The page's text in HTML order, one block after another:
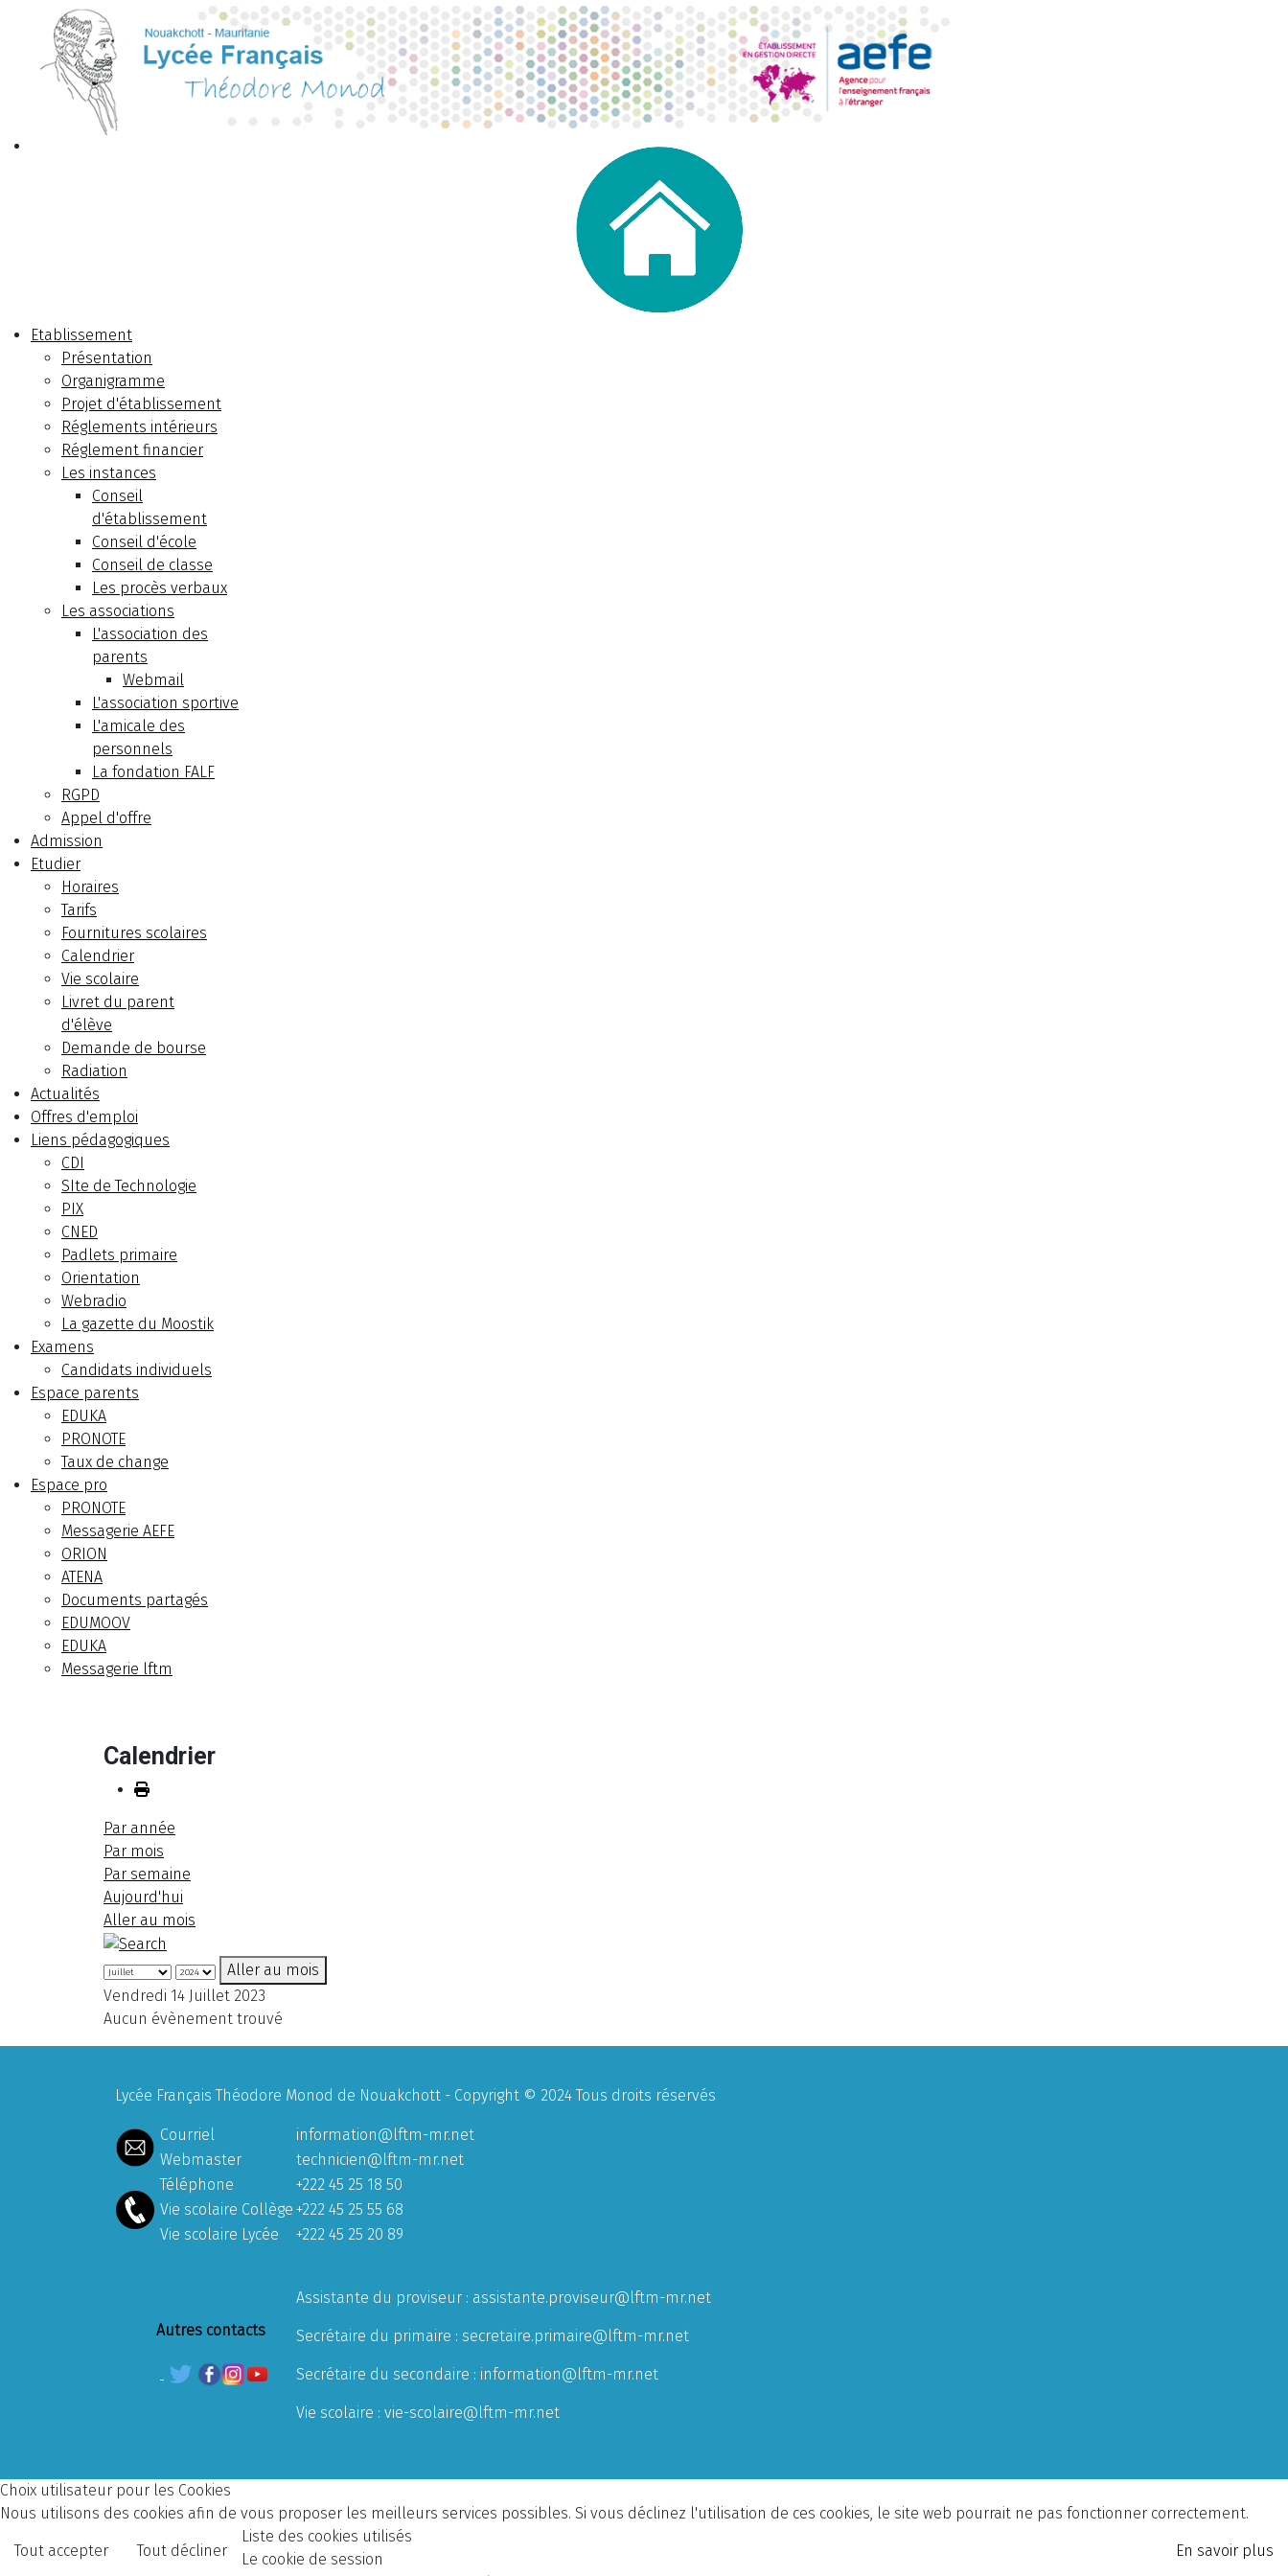
Etablissement
Présentation
Organigramme
Projet d'établissement
Réglements intérieurs
Réglement financier
Les instances
Conseil
d'établissement
Conseil d'école
Conseil de classe
Les procès verbaux
Les associations
L'association des
parents
Webmail
L'association sportive
L'amicale des
personnels
La fondation FALF
RGPD
Appel d'offre
Admission
Etudier
Horaires
Tarifs
Fournitures scolaires
Calendrier
Vie scolaire
Livret du parent
d'élève
Demande de bourse
Radiation
Actualités
Offres d'emploi
Liens pédagogiques
CDI
SIte de Technologie
PIX
CNED
Padlets primaire
Orientation
Webradio
La gazette du Moostik
Examens
Candidats individuels
Espace parents
EDUKA
PRONOTE
Taux de change
Espace pro
PRONOTE
Messagerie AEFE
ORION
ATENA
Documents partagés
EDUMOOV
EDUKA
Messagerie lftm
Calendrier
Par année
Par mois
Par semaine
Aujourd'hui
Aller au mois
Aller au mois
Vendredi 14 Juillet 2023
Aucun évènement trouvé
Lycée Français Théodore Monod de Nouakchott - Copyright © 2024 Tous droits réservés
Courriel
information@lftm-mr.net
Webmaster
technicien@lftm-mr.net
Téléphone
+222 45 25 18 50
Vie scolaire Collège +222 45 25 55 68
Vie scolaire Lycée
+222 45 25 20 89
Autres contacts
Assistante du proviseur : assistante.proviseur@lftm-mr.net
Secrétaire du primaire : secretaire.primaire@lftm-mr.net
Secrétaire du secondaire : information@lftm-mr.net
Vie scolaire : vie-scolaire@lftm-mr.net
Choix utilisateur pour les Cookies
Nous utilisons des cookies afin de vous proposer les meilleurs services possibles. Si vous déclinez l'utilisation de ces cookies, le site web pourrait ne pas fonctionner correctement.
Tout accepter Tout décliner En savoir plus
Liste des cookies utilisés
Le cookie de session